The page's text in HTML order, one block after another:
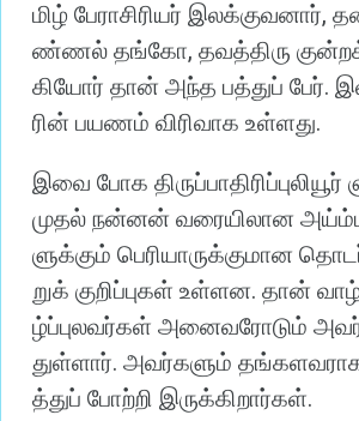
மிழ் பேராசிரியர் இலக்குவனார்,
ண்ணல் தங்கோ, தவத்திரு
கியோர் தான் அந்த பத்துப் பேர்.
ரின் பயணம் விரிவாக உள்ளது.
இவை போக திருப்பாதிரிப்புலியூர்
முதல் நன்னன் வரையிலான
ளுக்கும் பெரியாருக்குமான
றுக் குறிப்புகள் உள்ளன. தான்
ழ்ப்புலவர்கள் அனைவரோடும்
துள்ளார். அவர்களும்
த்துப் போற்றி இருக்கிறார்கள்.